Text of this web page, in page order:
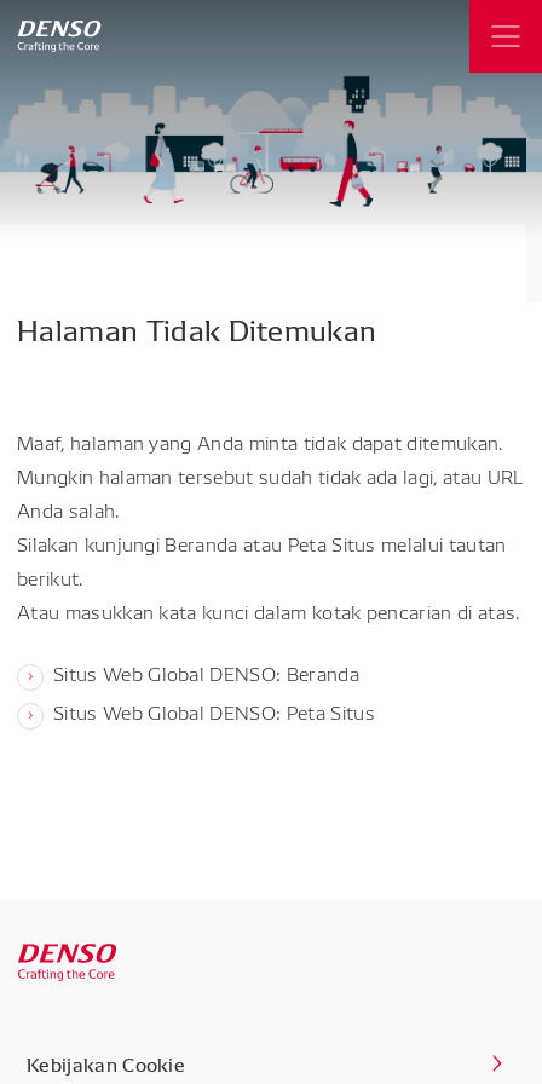
Halaman Tidak Ditemukan
Maaf, halaman yang Anda minta tidak dapat ditemukan.
Mungkin halaman tersebut sudah tidak ada lagi, atau URL
Anda salah.
Silakan kunjungi Beranda atau Peta Situs melalui tautan
berikut.
Atau masukkan kata kunci dalam kotak pencarian di atas.
Situs Web Global DENSO: Beranda
Situs Web Global DENSO: Peta Situs
Kebijakan Cookie